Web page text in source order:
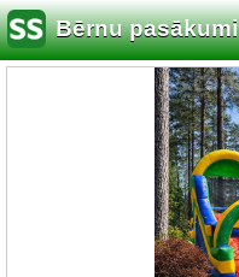
Bērnu pasākumi